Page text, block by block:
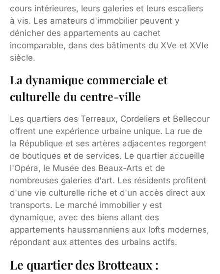
cours intérieures, leurs galeries et leurs escaliers
à vis. Les amateurs d'immobilier peuvent y
dénicher des appartements au cachet
incomparable, dans des bâtiments du XVe et XVIe
siècle.
La dynamique commerciale et
culturelle du centre-ville
Les quartiers des Terreaux, Cordeliers et Bellecour
offrent une expérience urbaine unique. La rue de
la République et ses artères adjacentes regorgent
de boutiques et de services. Le quartier accueille
l'Opéra, le Musée des Beaux-Arts et de
nombreuses galeries d'art. Les résidents profitent
d'une vie culturelle riche et d'un accès direct aux
transports. Le marché immobilier y est
dynamique, avec des biens allant des
appartements haussmanniens aux lofts modernes,
répondant aux attentes des urbains actifs.
Le quartier des Brotteaux :